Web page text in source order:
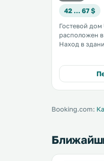
42 … 67 $
Гостевой дом
расположен
Наход в
комнатой,
гостиной
Booking.com: